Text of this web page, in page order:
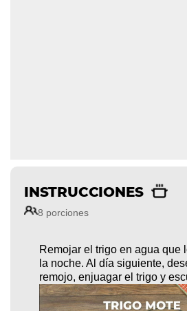
INSTRUCCIONES
8 porciones
Remojar el trigo en agua que
la noche. Al día siguiente,
remojo, enjuagar el trigo y